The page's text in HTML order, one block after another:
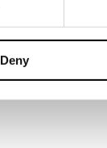
Deny